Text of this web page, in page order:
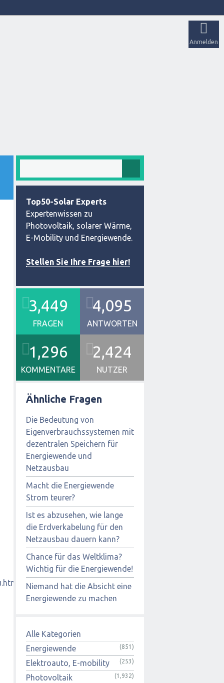
Anmelden
Top50-Solar Experts
Expertenwissen zu
Photovoltaik, solarer Wärme,
E-Mobility und Energiewende.
Stellen Sie Ihre Frage hier!
3,449
FRAGEN
4,095
ANTWORTEN
1,296
KOMMENTARE
2,424
NUTZER
Ähnliche Fragen
Die Bedeutung von
Eigenverbrauchssystemen mit
dezentralen Speichern für
Energiewende und
Netzausbau
Macht die Energiewende
Strom teurer?
Ist es abzusehen, wie lange
die Erdverkabelung für den
Netzausbau dauern kann?
Chance für das Weltklima?
Wichtig für die Energiewende!
Niemand hat die Absicht eine
Energiewende zu machen
Alle Kategorien
Energiewende
(851)
Elektroauto, E-mobility (253)
Photovoltaik (1,932)